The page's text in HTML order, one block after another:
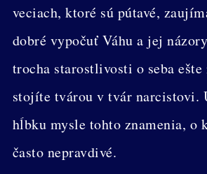
veciach, ktoré sú pútavé,
dobré vypočuť Váhu a jej
trocha starostlivosti o seba ešte
stojíte tvárou v tvár narcistovi.
hĺbku mysle tohto znamenia, o
často nepravdivé.